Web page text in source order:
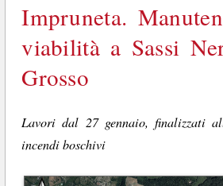
Impruneta.
viabilità a Sassi
Grosso
Lavori dal 27 gennaio, finalizzati
incendi boschivi